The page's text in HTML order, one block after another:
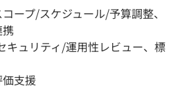
ープ/スケジュール/予算調整、
携
キュリティ/運用性レビュー、標
価支援